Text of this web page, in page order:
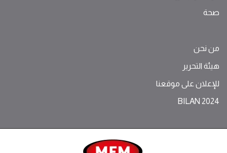
صحة
من نحن
هيئة التحرير
للإعلان على موقعنا
BILAN 2024